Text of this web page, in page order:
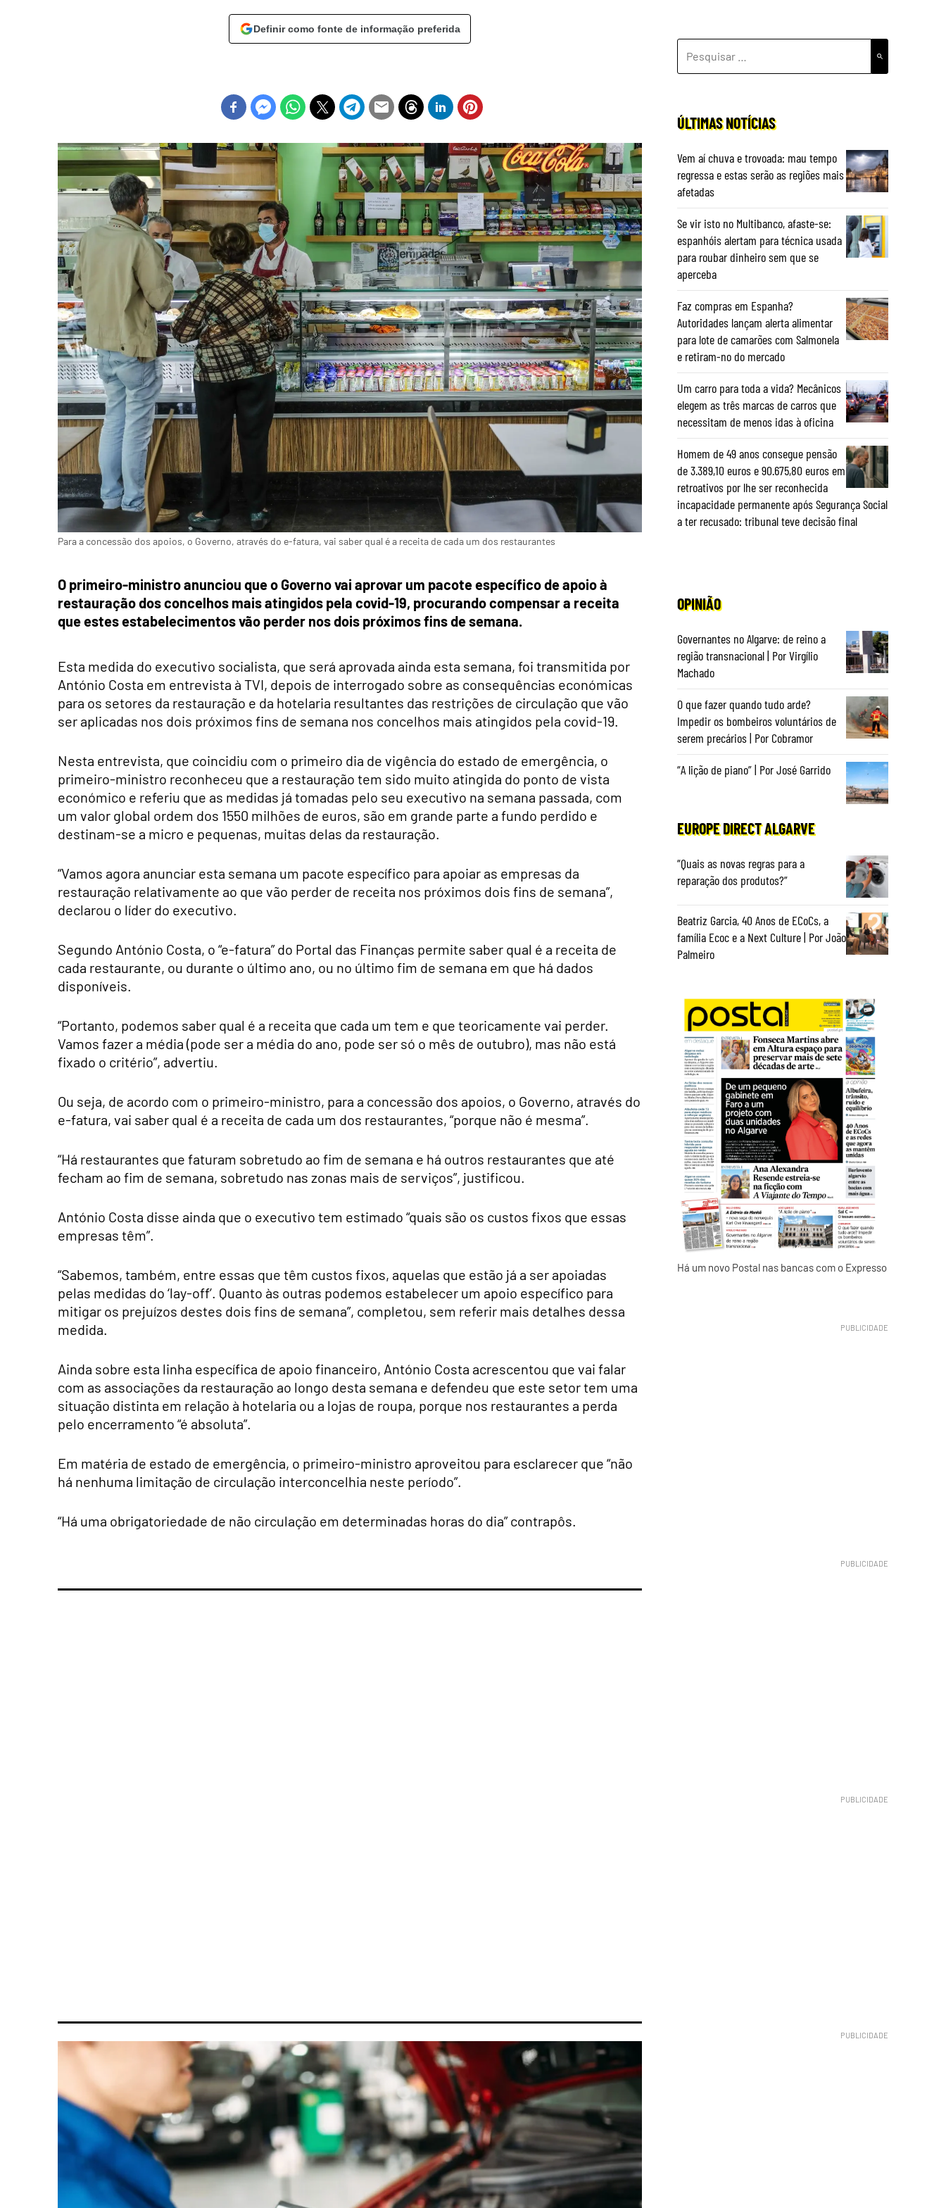
Definir como fonte de informação preferida
Para a concessão dos apoios, o Governo, através do e-fatura, vai saber qual é a receita de cada um dos restaurantes
O primeiro-ministro anunciou que o Governo vai aprovar um pacote específico de apoio à
restauração dos concelhos mais atingidos pela covid-19, procurando compensar a receita
que estes estabelecimentos vão perder nos dois próximos fins de semana.
Esta medida do executivo socialista, que será aprovada ainda esta semana, foi transmitida por
António Costa em entrevista à TVI, depois de interrogado sobre as consequências económicas
para os setores da restauração e da hotelaria resultantes das restrições de circulação que vão
ser aplicadas nos dois próximos fins de semana nos concelhos mais atingidos pela covid-19.
Nesta entrevista, que coincidiu com o primeiro dia de vigência do estado de emergência, o
primeiro-ministro reconheceu que a restauração tem sido muito atingida do ponto de vista
económico e referiu que as medidas já tomadas pelo seu executivo na semana passada, com
um valor global ordem dos 1550 milhões de euros, são em grande parte a fundo perdido e
destinam-se a micro e pequenas, muitas delas da restauração.
“Vamos agora anunciar esta semana um pacote específico para apoiar as empresas da
restauração relativamente ao que vão perder de receita nos próximos dois fins de semana”,
declarou o líder do executivo.
Segundo António Costa, o “e-fatura” do Portal das Finanças permite saber qual é a receita de
cada restaurante, ou durante o último ano, ou no último fim de semana em que há dados
disponíveis.
“Portanto, podemos saber qual é a receita que cada um tem e que teoricamente vai perder.
Vamos fazer a média (pode ser a média do ano, pode ser só o mês de outubro), mas não está
fixado o critério”, advertiu.
Ou seja, de acordo com o primeiro-ministro, para a concessão dos apoios, o Governo, através do
e-fatura, vai saber qual é a receita de cada um dos restaurantes, “porque não é mesma”.
“Há restaurantes que faturam sobretudo ao fim de semana e há outros restaurantes que até
fecham ao fim de semana, sobretudo nas zonas mais de serviços”, justificou.
António Costa disse ainda que o executivo tem estimado “quais são os custos fixos que essas
empresas têm”.
“Sabemos, também, entre essas que têm custos fixos, aquelas que estão já a ser apoiadas
pelas medidas do ‘lay-off’. Quanto às outras podemos estabelecer um apoio específico para
mitigar os prejuízos destes dois fins de semana”, completou, sem referir mais detalhes dessa
medida.
Ainda sobre esta linha específica de apoio financeiro, António Costa acrescentou que vai falar
com as associações da restauração ao longo desta semana e defendeu que este setor tem uma
situação distinta em relação à hotelaria ou a lojas de roupa, porque nos restaurantes a perda
pelo encerramento “é absoluta”.
Em matéria de estado de emergência, o primeiro-ministro aproveitou para esclarecer que “não
há nenhuma limitação de circulação interconcelhia neste período”.
“Há uma obrigatoriedade de não circulação em determinadas horas do dia” contrapôs.
POR:
ÚLTIMAS NOTÍCIAS
Vem aí chuva e trovoada: mau tempo
regressa e estas serão as regiões mais
afetadas
Se vir isto no Multibanco, afaste-se:
espanhóis alertam para técnica usada
para roubar dinheiro sem que se
aperceba
Faz compras em Espanha?
Autoridades lançam alerta alimentar
para lote de camarões com Salmonela
e retiram-no do mercado
Um carro para toda a vida? Mecânicos
elegem as três marcas de carros que
necessitam de menos idas à oficina
Homem de 49 anos consegue pensão
de 3.389,10 euros e 90.675,80 euros em
retroativos por lhe ser reconhecida
incapacidade permanente após Segurança Social
a ter recusado: tribunal teve decisão final
OPINIÃO
Governantes no Algarve: de reino a
região transnacional | Por Virgílio
Machado
O que fazer quando tudo arde?
Impedir os bombeiros voluntários de
serem precários | Por Cobramor
“A lição de piano” | Por José Garrido
EUROPE DIRECT ALGARVE
“Quais as novas regras para a
reparação dos produtos?”
Beatriz Garcia, 40 Anos de ECoCs, a
família Ecoc e a Next Culture | Por João
Palmeiro
Há um novo Postal nas bancas com o Expresso